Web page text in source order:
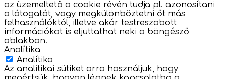
az üzemeltető a cookie révén tudja pl. azonosítani
a látogatót, vagy megkülönböztetni őt más
felhasználóktól, illetve akár testreszabott
információkat is eljuttathat neki a böngésző
ablakban.
Analítika
Analítika
Az analitikai sütiket arra használjuk, hogy